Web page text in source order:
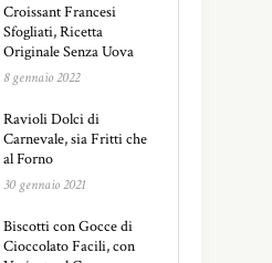
Croissant Francesi
Sfogliati, Ricetta
Originale Senza Uova
8 gennaio 2022
Ravioli Dolci di
Carnevale, sia Fritti che
al Forno
30 gennaio 2021
Biscotti con Gocce di
Cioccolato Facili, con